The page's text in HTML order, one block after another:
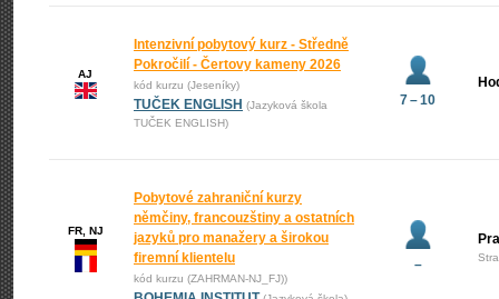
AJ
Intenzivní pobytový kurz - Středně
Pokročilí - Čertovy kameny 2026
kód kurzu (Jeseníky)
TUČEK ENGLISH (Jazyková škola
TUČEK ENGLISH)
7 – 10
FR, NJ
Pobytové zahraniční kurzy
němčiny, francouzštiny a ostatních
jazyků pro manažery a širokou
firemní klientelu
kód kurzu (ZAHRMAN-NJ_FJ))
–